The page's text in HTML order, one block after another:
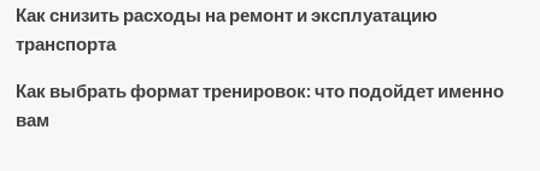
Как снизить расходы на ремонт и эксплуатацию
транспорта
Как выбрать формат тренировок: что подойдет именно
вам